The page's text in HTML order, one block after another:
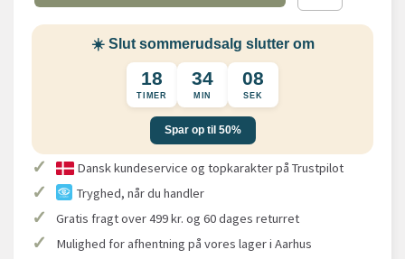
☀️ Slut sommerudsalg slutter om
18
TIMER
34
MIN
08
SEK
Spar op til 50%
✓ Dansk kundeservice og topkarakter på Trustpilot
✓ Tryghed, når du handler
✓ Gratis fragt over 499 kr. og 60 dages returret
✓ Mulighed for afhentning på vores lager i Aarhus